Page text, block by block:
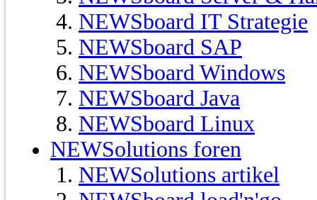
NEWSboard IT Strategie
NEWSboard SAP
NEWSboard Windows
NEWSboard Java
NEWSboard Linux
NEWSolutions foren
NEWSolutions artikel